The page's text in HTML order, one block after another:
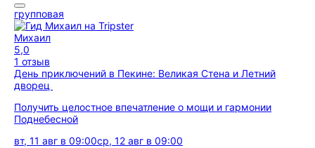
групповая
Михаил
5,0
1 отзыв
День приключений в Пекине: Великая Стена и Летний
дворец
Получить целостное впечатление о мощи и гармонии
Поднебесной
вт, 11 авг в 09:00ср, 12 авг в 09:00